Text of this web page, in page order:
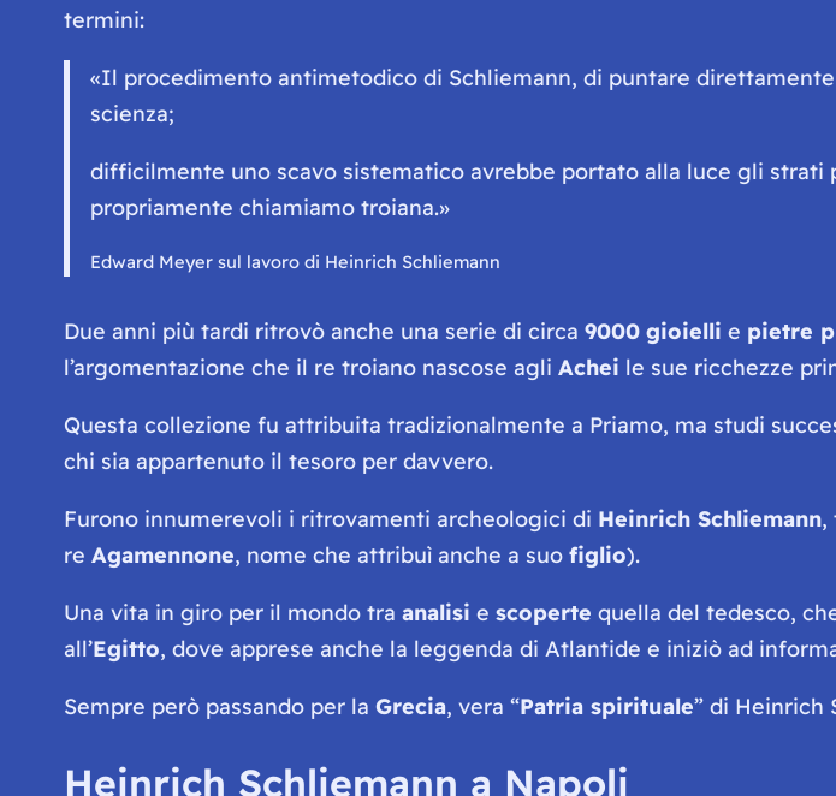
termini:
«Il procedimento antimetodico di Schliemann, di puntare
scienza;
difficilmente uno scavo sistematico avrebbe portato alla luce gli
propriamente chiamiamo troiana.»
Edward Meyer sul lavoro di Heinrich Schliemann
Due anni più tardi ritrovò anche una serie di circa 9000 gioielli e pietre
l’argomentazione che il re troiano nascose agli Achei le sue ricchezze
Questa collezione fu attribuita tradizionalmente a Priamo, ma studi
chi sia appartenuto il tesoro per davvero.
Furono innumerevoli i ritrovamenti archeologici di Heinrich Schliemann,
re Agamennone, nome che attribuì anche a suo figlio).
Una vita in giro per il mondo tra analisi e scoperte quella del tedesco,
all’Egitto, dove apprese anche la leggenda di Atlantide e iniziò ad
Sempre però passando per la Grecia, vera “Patria spirituale” di Heinrich
Heinrich Schliemann a Napoli